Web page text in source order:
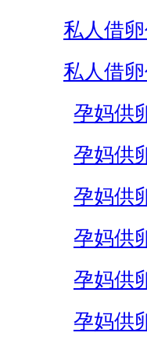
私人借
私人借
孕妈供
孕妈供
孕妈供
孕妈供
孕妈供
孕妈供